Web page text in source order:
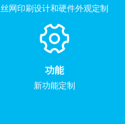
丝网印刷设计和硬件外观定制
功能
新功能定制